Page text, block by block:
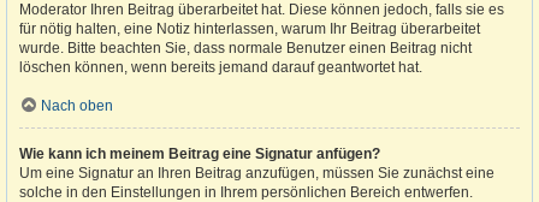
Moderator Ihren Beitrag überarbeitet hat. Diese können jedoch, falls sie es
für nötig halten, eine Notiz hinterlassen, warum Ihr Beitrag überarbeitet
wurde. Bitte beachten Sie, dass normale Benutzer einen Beitrag nicht
löschen können, wenn bereits jemand darauf geantwortet hat.
Nach oben
Wie kann ich meinem Beitrag eine Signatur anfügen?
Um eine Signatur an Ihren Beitrag anzufügen, müssen Sie zunächst eine
solche in den Einstellungen in Ihrem persönlichen Bereich entwerfen.